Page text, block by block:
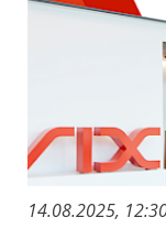
14.08.2025,